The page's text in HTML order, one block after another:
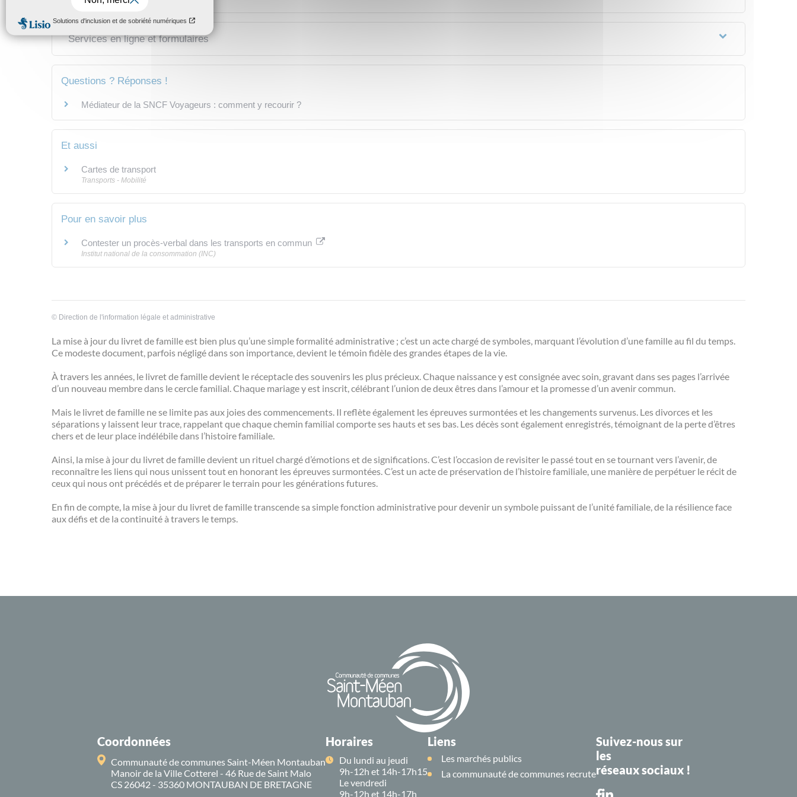
Services en ligne et formulaires
Questions ? Réponses !
Médiateur de la SNCF Voyageurs : comment y recourir ?
Et aussi
Cartes de transport
Transports - Mobilité
Pour en savoir plus
Contester un procès-verbal dans les transports en commun
Institut national de la consommation (INC)
© Direction de l'information légale et administrative
La mise à jour du livret de famille est bien plus qu’une simple formalité administrative ; c’est un acte chargé de symboles, marquant l’évolution d’une famille au fil du temps.
Ce modeste document, parfois négligé dans son importance, devient le témoin fidèle des grandes étapes de la vie.
À travers les années, le livret de famille devient le réceptacle des souvenirs les plus précieux. Chaque naissance y est consignée avec soin, gravant dans ses pages l’arrivée
d’un nouveau membre dans le cercle familial. Chaque mariage y est inscrit, célébrant l’union de deux êtres dans l’amour et la promesse d’un avenir commun.
Mais le livret de famille ne se limite pas aux joies des commencements. Il reflète également les épreuves surmontées et les changements survenus. Les divorces et les
séparations y laissent leur trace, rappelant que chaque chemin familial comporte ses hauts et ses bas. Les décès sont également enregistrés, témoignant de la perte d’êtres
chers et de leur place indélébile dans l’histoire familiale.
Ainsi, la mise à jour du livret de famille devient un rituel chargé d’émotions et de significations. C’est l’occasion de revisiter le passé tout en se tournant vers l’avenir, de
reconnaître les liens qui nous unissent tout en honorant les épreuves surmontées. C’est un acte de préservation de l’histoire familiale, une manière de perpétuer le récit de
ceux qui nous ont précédés et de préparer le terrain pour les générations futures.
En fin de compte, la mise à jour du livret de famille transcende sa simple fonction administrative pour devenir un symbole puissant de l’unité familiale, de la résilience face
aux défis et de la continuité à travers le temps.
Coordonnées
Communauté de communes Saint-Méen Montauban
Manoir de la Ville Cotterel - 46 Rue de Saint Malo
CS 26042 - 35360 MONTAUBAN DE BRETAGNE
Horaires
Du lundi au jeudi
9h-12h et 14h-17h15
Le vendredi
9h-12h et 14h-17h
Liens
Les marchés publics
La communauté de communes recrute
Suivez-nous sur
les
réseaux sociaux !